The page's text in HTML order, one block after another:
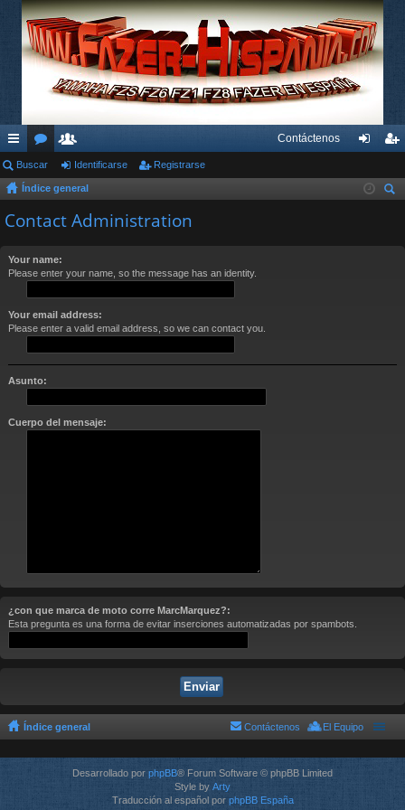
nl
ac
es
pi
s
or
os
su
ari
os
Contáctenos
nti ist
Buscar Identificarse Registrarse
Índice general
Contact Administration
Your name:
Please enter your name, so the message has an identity.
Your email address:
Please enter a valid email address, so we can contact you.
Asunto:
Cuerpo del mensaje:
¿con que marca de moto corre MarcMarquez?:
Esta pregunta es una forma de evitar inserciones automatizadas por spambots.
Índice general El Equipo
Contáctenos
Desarrollado por phpBB® Forum Software © phpBB Limited
Style by Arty
Traducción al español por phpBB España